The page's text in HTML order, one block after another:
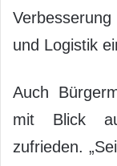
und Logistik
Auch
mit Blick
zufrieden.